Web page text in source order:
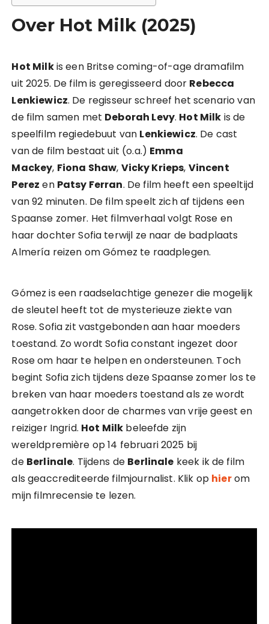
Over Hot Milk (2025)
Hot Milkis een Britse coming-of-age dramafilm
uit 2025. De film is geregisseerd door Rebecca
Lenkiewicz. De regisseur schreef het scenario van
de film samen met Deborah Levy. Hot Milk is de
speelfilm regiedebuut van Lenkiewicz. De cast
van de film bestaat uit (o.a.) Emma
Mackey, Fiona Shaw, Vicky Krieps, Vincent
Perez en Patsy Ferran. De film heeft een speeltijd
van 92 minuten. De film speelt zich af tijdens een
Spaanse zomer. Het filmverhaal volgt Rose en
haar dochter Sofia terwijl ze naar de badplaats
Almería reizen om Gómez te raadplegen.
Gómez is een raadselachtige genezer die mogelijk
de sleutel heeft tot de mysterieuze ziekte van
Rose. Sofia zit vastgebonden aan haar moeders
toestand. Zo wordt Sofia constant ingezet door
Rose om haar te helpen en ondersteunen. Toch
begint Sofia zich tijdens deze Spaanse zomer los te
breken van haar moeders toestand als ze wordt
aangetrokken door de charmes van vrije geest en
reiziger Ingrid. Hot Milk beleefde zijn
wereldpremière op 14 februari 2025 bij
de Berlinale. Tijdens de Berlinale keek ik de film
als geaccrediteerde filmjournalist. Klik op hierom
mijn filmrecensie te lezen.